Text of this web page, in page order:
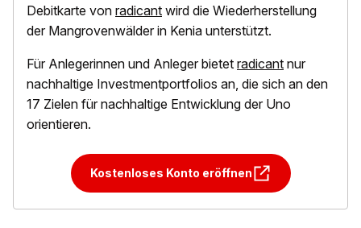
Debitkarte von radicant wird die Wiederherstellung
der Mangrovenwälder in Kenia unterstützt.
Für Anlegerinnen und Anleger bietet radicant nur
nachhaltige Investmentportfolios an, die sich an den
17 Zielen für nachhaltige Entwicklung der Uno
orientieren.
Kostenloses Konto eröffnen